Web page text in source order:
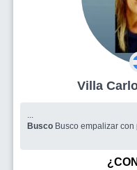
...
Busco Busco empalizar